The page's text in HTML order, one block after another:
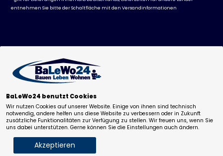
entnehmen Sie bitte der Schaltfläche mit denVersandinformationen
BaLeWo24 benutzt Cookies
Wir nutzen Cookies auf unserer Website. Einige von ihnen sind technisch
notwendig, andere helfen uns diese Website zu verbessern oder in Zukunft
zusätzliche Funktionalitäten zur Verfügung zu stellen. Wir freuen uns, wenn Sie
uns dabei unterstützen. Gerne können Sie die Einstellungen auch ändern.
Akzeptieren